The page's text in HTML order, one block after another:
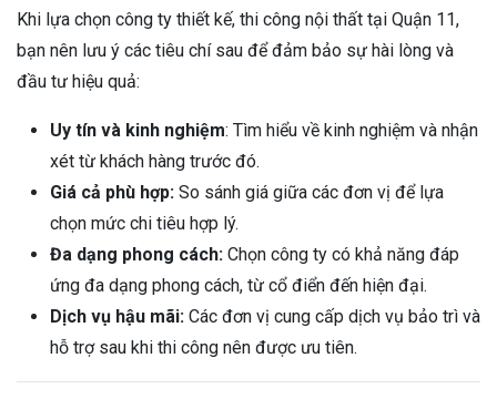
Khi lựa chọn công ty thiết kế, thi công nội thất tại Quận 11,
bạn nên lưu ý các tiêu chí sau để đảm bảo sự hài lòng và
đầu tư hiệu quả:
Uy tín và kinh nghiệm: Tìm hiểu về kinh nghiệm và nhận
xét từ khách hàng trước đó.
Giá cả phù hợp: So sánh giá giữa các đơn vị để lựa
chọn mức chi tiêu hợp lý.
Đa dạng phong cách: Chọn công ty có khả năng đáp
ứng đa dạng phong cách, từ cổ điển đến hiện đại.
Dịch vụ hậu mãi: Các đơn vị cung cấp dịch vụ bảo trì và
hỗ trợ sau khi thi công nên được ưu tiên.